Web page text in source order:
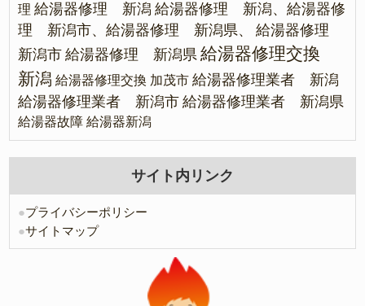
理 給湯器修理 新潟 給湯器修理 新潟、給湯器修
理 新潟市、給湯器修理 新潟県、
給湯器修理
新潟市 給湯器修理 新潟県 給湯器修理交換
新潟 給湯器修理交換 加茂市 給湯器修理業者 新潟
給湯器修理業者 新潟市 給湯器修理業者 新潟県
給湯器故障 給湯器新潟
サイト内リンク
●プライバシーポリシー
●サイトマップ